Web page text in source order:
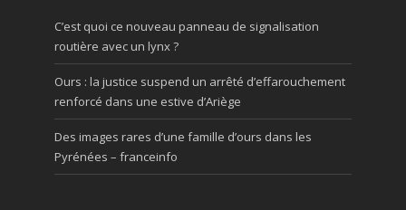
C’est quoi ce nouveau panneau de signalisation
routière avec un lynx ?
Ours : la justice suspend un arrêté d’effarouchement
renforcé dans une estive d’Ariège
Des images rares d’une famille d’ours dans les
Pyrénées – franceinfo